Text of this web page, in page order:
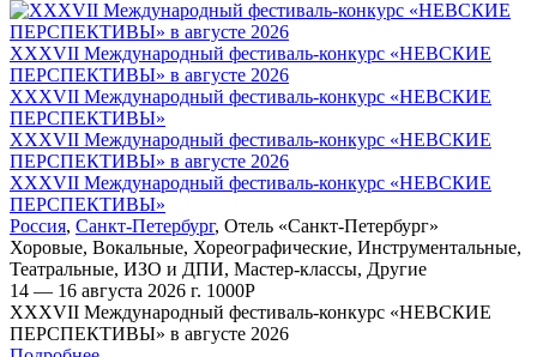
XXXVII Международный фестиваль-конкурс «НЕВСКИЕ
ПЕРСПЕКТИВЫ» в августе 2026
XXXVII Международный фестиваль-конкурс «НЕВСКИЕ
ПЕРСПЕКТИВЫ»
XXXVII Международный фестиваль-конкурс «НЕВСКИЕ
ПЕРСПЕКТИВЫ» в августе 2026
XXXVII Международный фестиваль-конкурс «НЕВСКИЕ
ПЕРСПЕКТИВЫ»
Россия, Санкт-Петербург, Отель «Санкт-Петербург»
Хоровые, Вокальные, Хореографические, Инструментальные,
Театральные, ИЗО и ДПИ, Мастер-классы, Другие
14 — 16 августа 2026 г. 1000Р
XXXVII Международный фестиваль-конкурс «НЕВСКИЕ
ПЕРСПЕКТИВЫ» в августе 2026